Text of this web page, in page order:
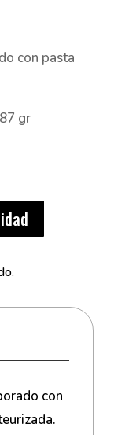
con pasta
gr
con